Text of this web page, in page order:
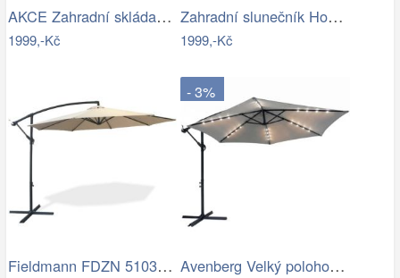
AKCE Zahradní skládací slunečník LEVI…
1999,-Kč
Zahradní slunečník Houseland Vortexa…
1999,-Kč
Fieldmann FDZN 5103 boční slunečník,…
- 3%
Avenberg Velký polohovatelný slunečník…